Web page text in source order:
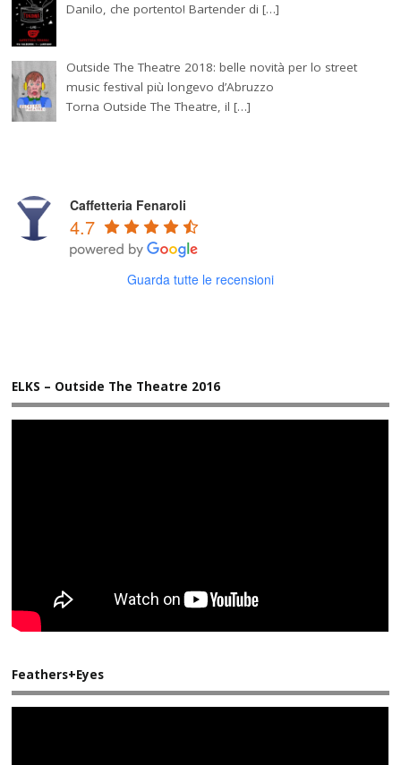
Danilo, che portento! Bartender di […]
Outside The Theatre 2018: belle novità per lo street
music festival più longevo d’Abruzzo
Torna Outside The Theatre, il […]
Caffetteria Fenaroli
4.7
Guarda tutte le recensioni
ELKS – Outside The Theatre 2016
Feathers+Eyes